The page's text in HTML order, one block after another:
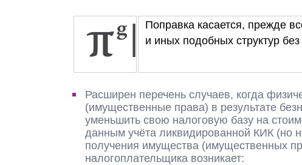
Поправка касается, прежде
и иных подобных структур
Расширен перечень случаев, когда
(имущественные права) в результате
уменьшить свою налоговую базу на
данным учёта ликвидированной КИК (но
получения имущества (имущественных
налогоплательщика возникает: